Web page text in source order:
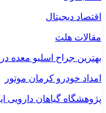
اقتصاد دیجیتال
مقالات هلث
بهترین جراح اسلیو معده
امداد خودرو کرمان موتور
پژوهشگاه گیاهان دارویی